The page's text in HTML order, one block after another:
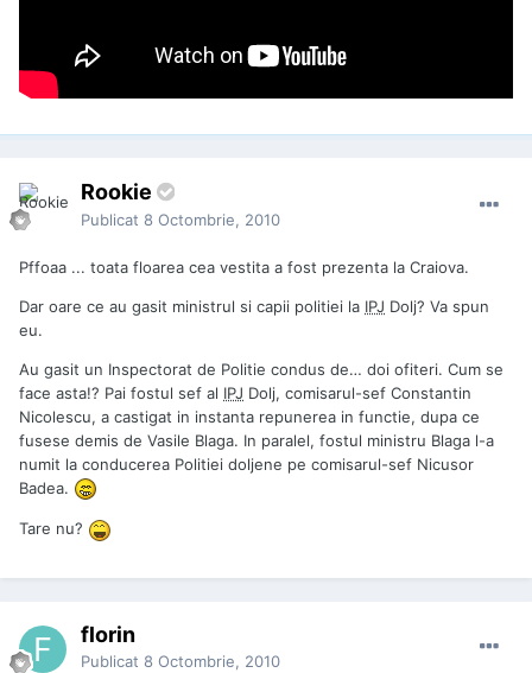
Rookie
Publicat 8 Octombrie, 2010
Pffoaa ... toata floarea cea vestita a fost prezenta la Craiova.
Dar oare ce au gasit ministrul si capii politiei la IPJ Dolj? Va spun
eu.
Au gasit un Inspectorat de Politie condus de… doi ofiteri. Cum se
face asta!? Pai fostul sef al IPJ Dolj, comisarul-sef Constantin
Nicolescu, a castigat in instanta repunerea in functie, dupa ce
fusese demis de Vasile Blaga. In paralel, fostul ministru Blaga l-a
numit la conducerea Politiei doljene pe comisarul-sef Nicusor
Badea.
Tare nu?
florin
Publicat 8 Octombrie, 2010